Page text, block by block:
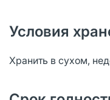
Условия
Хранить в сухом,